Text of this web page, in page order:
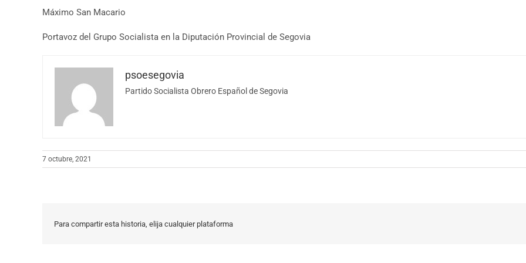
Máximo San Macario
Portavoz del Grupo Socialista en la Diputación Provincial de Segovia
psoesegovia
Partido Socialista Obrero Español de Segovia
7 octubre, 2021
Para compartir esta historia, elija cualquier plataforma